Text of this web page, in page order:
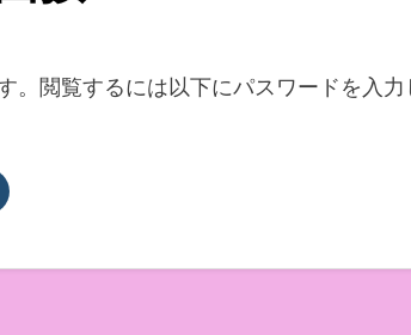
。閲覧するには以下にパスワードを入力